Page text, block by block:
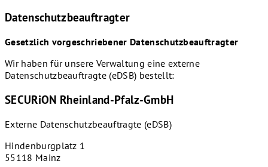
Datenschutzbeauftragter
Gesetzlich vorgeschriebener Datenschutzbeauftragter
Wir haben für unsere Verwaltung eine externe
Datenschutzbeauftragte (eDSB) bestellt:
SECURiON Rheinland-Pfalz-GmbH
Externe Datenschutzbeauftragte (eDSB)
Hindenburgplatz 1
55118 Mainz